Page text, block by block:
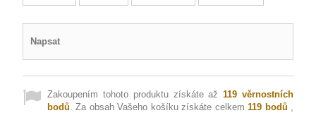
Napsat
Zakoupením tohoto produktu získáte až119 věrnostních
bodů. Za obsah Vašeho košíku získáte celkem119 bodů ,